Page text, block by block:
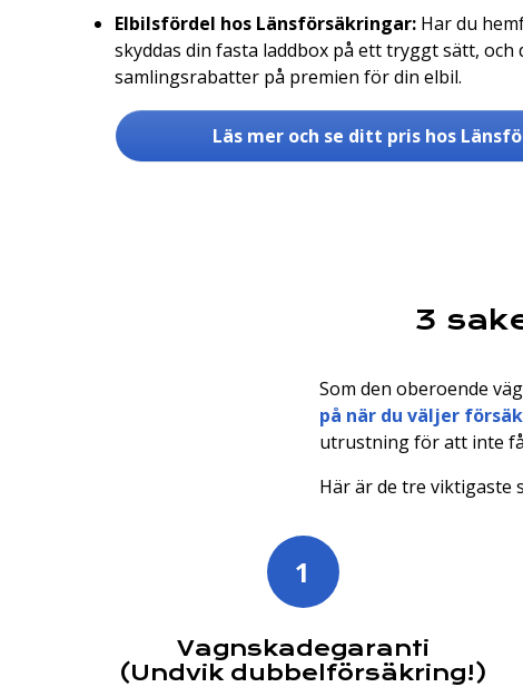
Elbilsfördel hos Länsförsäkringar: Har du
skyddas din fasta laddbox på ett tryggt sätt, och
samlingsrabatter på premien för din elbil.
Läs mer och se ditt pris hos
3
Som den oberoende
på när du väljer
utrustning för att inte
Här är de tre viktigaste
1
Vagnskadegaranti
(Undvik dubbelförsäkring!)